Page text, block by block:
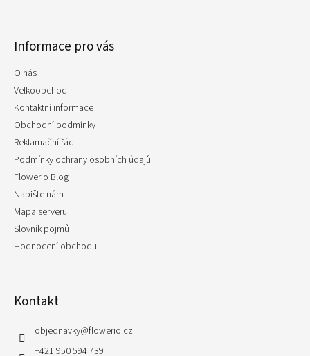
Informace pro vás
O nás
Velkoobchod
Kontaktní informace
Obchodní podmínky
Reklamační řád
Podmínky ochrany osobních údajů
Flowerio Blog
Napište nám
Mapa serveru
Slovník pojmů
Hodnocení obchodu
Kontakt
objednavky@flowerio.cz
+421 950 594 739